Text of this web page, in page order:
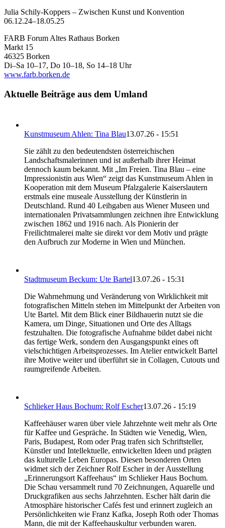
Julia Schily-Koppers – Zwischen Kunst und Konvention
06.12.24–18.05.25
FARB Forum Altes Rathaus Borken
Markt 15
46325 Borken
Di–Sa 10–17, Do 10–18, So 14–18 Uhr
www.farb.borken.de
Aktuelle Beiträge aus dem Umland
Kunstmuseum Ahlen: Tina Blau13.07.26 - 15:51
Sie zählt zu den bedeutendsten österreichischen
Landschaftsmalerinnen und ist außerhalb ihrer Heimat
dennoch kaum bekannt. Mit „Im Freien. Tina Blau – eine
Impressionistin aus Wien“ zeigt das Kunstmuseum Ahlen in
Kooperation mit dem Museum Pfalzgalerie Kaiserslautern
erstmals eine museale Ausstellung der Künstlerin in
Deutschland. Rund 40 Leihgaben aus Wiener Museen und
internationalen Privatsammlungen zeichnen ihre Entwicklung
zwischen 1862 und 1916 nach. Als Pionierin der
Freilichtmalerei malte sie direkt vor dem Motiv und prägte
den Aufbruch zur Moderne in Wien und München.
Stadtmuseum Beckum: Ute Bartel13.07.26 - 15:31
Die Wahrnehmung und Veränderung von Wirklichkeit mit
fotografischen Mitteln stehen im Mittelpunkt der Arbeiten von
Ute Bartel. Mit dem Blick einer Bildhauerin nutzt sie die
Kamera, um Dinge, Situationen und Orte des Alltags
festzuhalten. Die fotografische Aufnahme bildet dabei nicht
das fertige Werk, sondern den Ausgangspunkt eines oft
vielschichtigen Arbeitsprozesses. Im Atelier entwickelt Bartel
ihre Motive weiter und überführt sie in Collagen, Cutouts und
raumgreifende Arbeiten.
Schlieker Haus Bochum: Rolf Escher13.07.26 - 15:19
Kaffeehäuser waren über viele Jahrzehnte weit mehr als Orte
für Kaffee und Gespräche. In Städten wie Venedig, Wien,
Paris, Budapest, Rom oder Prag trafen sich Schriftsteller,
Künstler und Intellektuelle, entwickelten Ideen und prägten
das kulturelle Leben Europas. Diesen besonderen Orten
widmet sich der Zeichner Rolf Escher in der Ausstellung
„Erinnerungsort Kaffeehaus“ im Schlieker Haus Bochum.
Die Schau versammelt rund 70 Zeichnungen, Aquarelle und
Druckgrafiken aus sechs Jahrzehnten. Escher hält darin die
Atmosphäre historischer Cafés fest und erinnert zugleich an
Persönlichkeiten wie Franz Kafka, Joseph Roth oder Thomas
Mann, die mit der Kaffeehauskultur verbunden waren.